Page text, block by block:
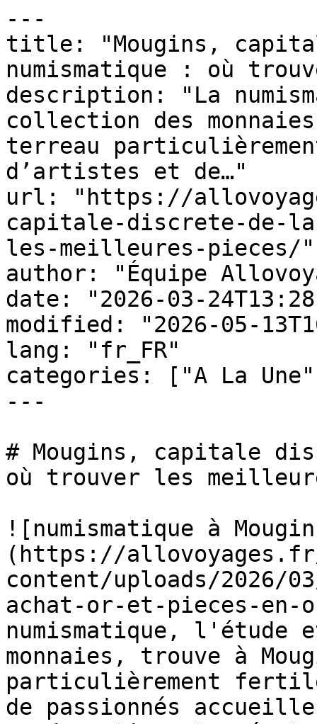
---
title: "Mougins,
numismatique : où
description: "La
collection des
terreau
d’artistes et de…"
url: "https://
capitale-discrete-de-
les-meilleures-pieces/"
author: "Équipe
date: "2026-03-
modified: "2026-05-
lang: "fr_FR"
categories: ["A La
---
# Mougins, capitale
où trouver les
![numismatique à
(https://
content/uploads/2026/
achat-or-et-pieces-en-
numismatique,
monnaies, trouve à
particulièrement
de passionnés